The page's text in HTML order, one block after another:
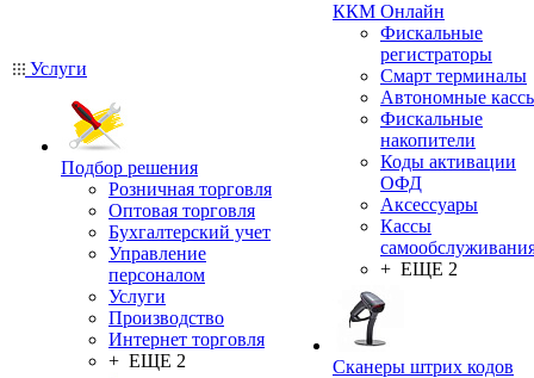
Услуги
Подбор решения
Розничная торговля
Оптовая торговля
Бухгалтерский учет
Управление
персоналом
Услуги
Производство
Интернет торговля
+ ЕЩЕ 2
ККМ Онлайн
Фискальные
регистраторы
Смарт терминалы
Автономные
Фискальные
накопители
Коды активации
ОФД
Аксессуары
Кассы
+ ЕЩЕ 2
Сканеры штрих кодов